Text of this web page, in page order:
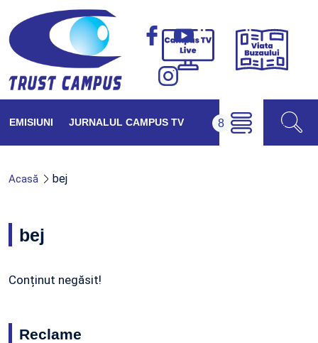
Campus
Viața
EMISIUNI JURNALUL CAMPUS TV
Acasă bej
bej
Conținut negăsit!
Reclame